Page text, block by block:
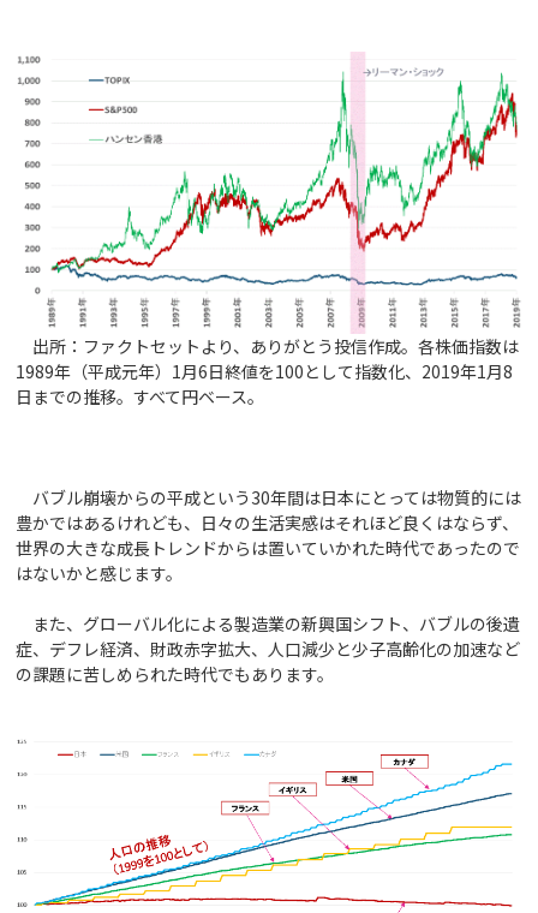
出所：ファクトセットより、ありがとう投信作成。各株価指数は
1989年（平成元年）1月6日終値を100として指数化、2019年1月8
日までの推移。すべて円ベース。
バブル崩壊からの平成という30年間は日本にとっては物質的には
豊かではあるけれども、日々の生活実感はそれほど良くはならず、
世界の大きな成長トレンドからは置いていかれた時代であったので
はないかと感じます。
また、グローバル化による製造業の新興国シフト、バブルの後遺
症、デフレ経済、財政赤字拡大、人口減少と少子高齢化の加速など
の課題に苦しめられた時代でもあります。